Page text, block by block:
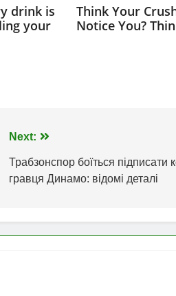
Next:
Трабзонспор боїться підписати
гравця Динамо: відомі деталі